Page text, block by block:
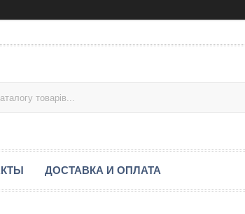
ДОСТАВКА И ОПЛАТА